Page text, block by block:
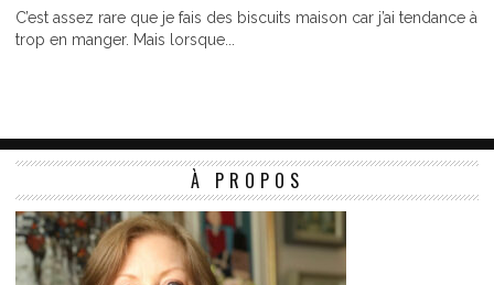
C’est assez rare que je fais des biscuits maison car j’ai tendance à
trop en manger. Mais lorsque...
À PROPOS